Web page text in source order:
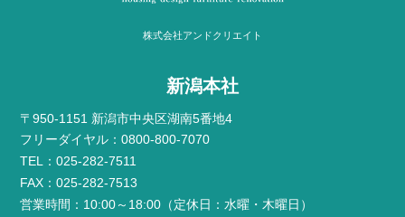
株式会社アンドクリエイト
新潟本社
〒950-1151 新潟市中央区湖南5番地4
フリーダイヤル：0800-800-7070
TEL：025-282-7511
FAX：025-282-7513
営業時間：10:00～18:00（定休日：水曜・木曜日）